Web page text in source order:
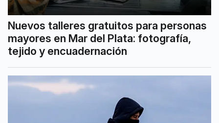
Nuevos talleres gratuitos para personas
mayores en Mar del Plata: fotografía,
tejido y encuadernación